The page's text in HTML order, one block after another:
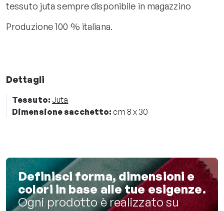
tessuto juta sempre disponibile in magazzino
Produzione 100 % italiana.
Dettagli
Tessuto: Juta
Dimensione sacchetto: cm 8 x 30
Definisci forma, dimensioni e
colori in base alle tue esigenze.
Ogni prodotto è realizzato su